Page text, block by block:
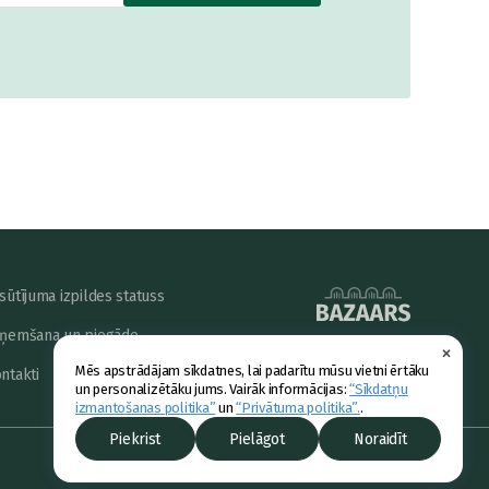
×
Mēs apstrādājam sīkdatnes, lai padarītu mūsu vietni ērtāku
un personalizētāku jums. Vairāk informācijas:“Sīkdatņu
izmantošanas politika” un“Privātuma politika”..
Piekrist Pielāgot Noraidīt
izpildes statuss
un piegāde